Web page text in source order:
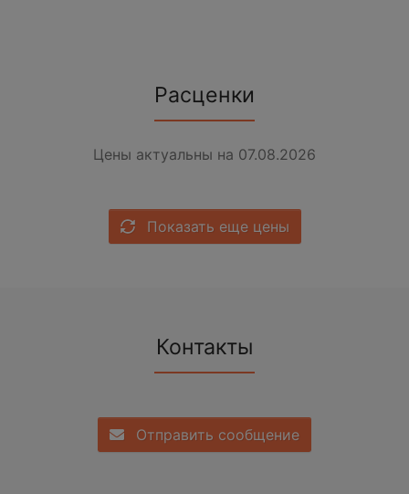
Расценки
Цены актуальны на 07.08.2026
Показать еще цены
Контакты
Отправить сообщение